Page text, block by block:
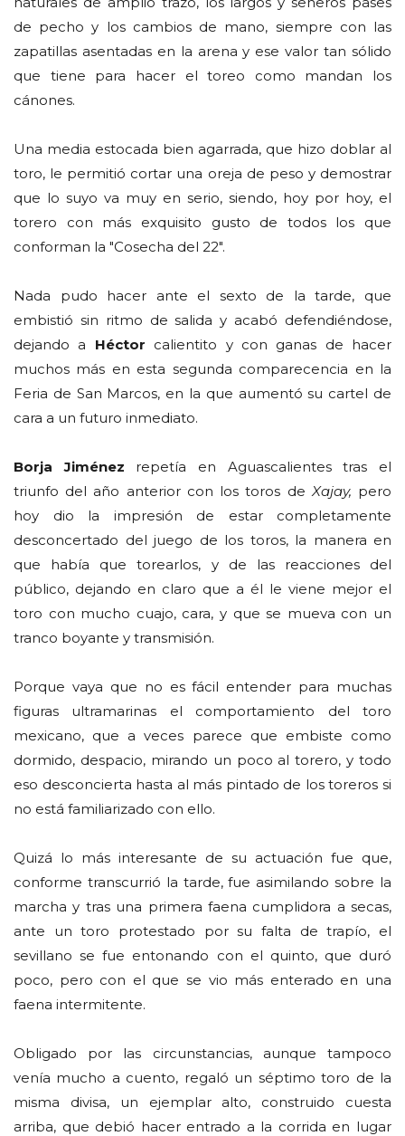
de pecho y los cambios de mano, siempre con las
zapatillas asentadas en la arena y ese valor tan sólido
que tiene para hacer el toreo como mandan los
cánones.
Una media estocada bien agarrada, que hizo doblar al
toro, le permitió cortar una oreja de peso y demostrar
que lo suyo va muy en serio, siendo, hoy por hoy, el
torero con más exquisito gusto de todos los que
conforman la "Cosecha del 22".
Nada pudo hacer ante el sexto de la tarde, que
embistió sin ritmo de salida y acabó defendiéndose,
dejando a Héctor calientito y con ganas de hacer
muchos más en esta segunda comparecencia en la
Feria de San Marcos, en la que aumentó su cartel de
cara a un futuro inmediato.
Borja Jiménez repetía en Aguascalientes tras el
triunfo del año anterior con los toros de Xajay, pero
hoy dio la impresión de estar completamente
desconcertado del juego de los toros, la manera en
que había que torearlos, y de las reacciones del
público, dejando en claro que a él le viene mejor el
toro con mucho cuajo, cara, y que se mueva con un
tranco boyante y transmisión.
Porque vaya que no es fácil entender para muchas
figuras ultramarinas el comportamiento del toro
mexicano, que a veces parece que embiste como
dormido, despacio, mirando un poco al torero, y todo
eso desconcierta hasta al más pintado de los toreros si
no está familiarizado con ello.
Quizá lo más interesante de su actuación fue que,
conforme transcurrió la tarde, fue asimilando sobre la
marcha y tras una primera faena cumplidora a secas,
ante un toro protestado por su falta de trapío, el
sevillano se fue entonando con el quinto, que duró
poco, pero con el que se vio más enterado en una
faena intermitente.
Obligado por las circunstancias, aunque tampoco
venía mucho a cuento, regaló un séptimo toro de la
misma divisa, un ejemplar alto, construido cuesta
arriba, que debió hacer entrado a la corrida en lugar